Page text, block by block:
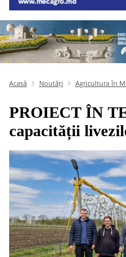
Acasă Noutăți Agricultura în
PROIECT ÎN
capacității